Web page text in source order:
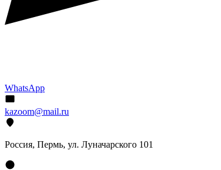
WhatsApp
kazoom@mail.ru
Россия, Пермь, ул. Луначарского 101